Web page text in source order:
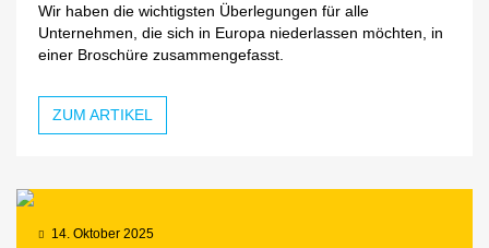
Wir haben die wichtigsten Überlegungen für alle
Unternehmen, die sich in Europa niederlassen möchten, in
einer Broschüre zusammengefasst.
ZUM ARTIKEL
14. Oktober 2025